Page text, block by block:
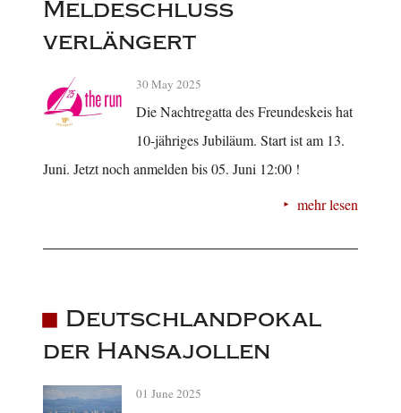
Meldeschluss
verlängert
30 May 2025
Die Nachtregatta des Freundeskeis hat
10-jähriges Jubiläum. Start ist am 13.
Juni. Jetzt noch anmelden bis 05. Juni 12:00 !
mehr lesen
Deutschlandpokal
der Hansajollen
01 June 2025